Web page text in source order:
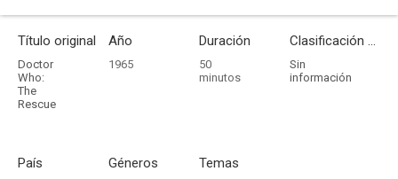
Título original
Doctor
Who:
The
Rescue
Año
1965
Duración
50
minutos
Clasificación por edades
Sin
información
País Géneros Temas